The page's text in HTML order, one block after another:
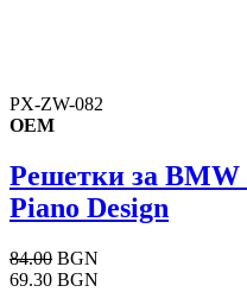
PX-ZW-082
OEM
Решетки за BMW
Piano Design
84.00 BGN
69.30 BGN